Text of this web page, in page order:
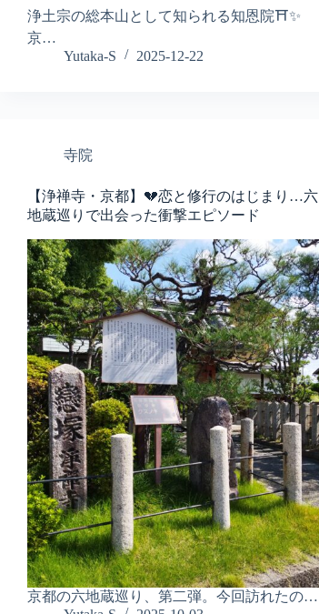
浄土宗の総本山として知られる知恩院⛩️✨
京…
Yutaka-S
2025-12-22
寺院
【浄禅寺・京都】💔恋と修行のはじまり…六
地蔵巡りで出会った衝撃エピソード
京都の六地蔵巡り、第二弾。今回訪れたの…